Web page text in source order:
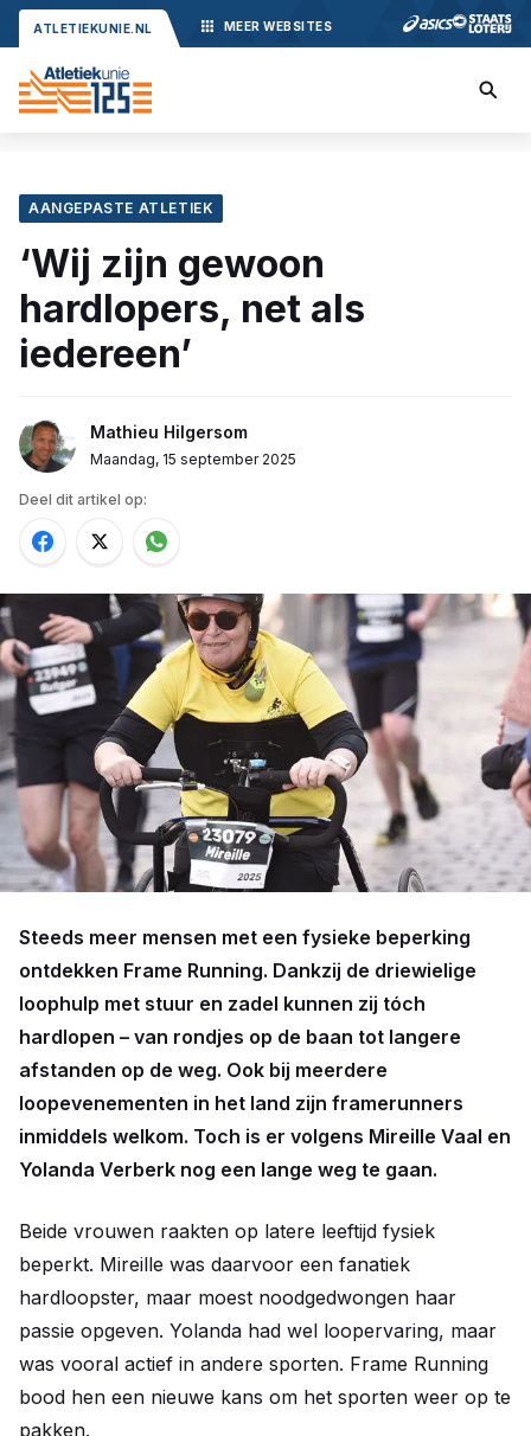
ATLETIEKUNIE.NL MEER WEBSITES
AANGEPASTE ATLETIEK
‘Wij zijn gewoon
hardlopers, net als
iedereen’
Mathieu Hilgersom
Maandag, 15 september 2025
Deel dit artikel op:
Steeds meer mensen met een fysieke beperking
ontdekken Frame Running. Dankzij de driewielige
loophulp met stuur en zadel kunnen zij tóch
hardlopen – van rondjes op de baan tot langere
afstanden op de weg. Ook bij meerdere
loopevenementen in het land zijn framerunners
inmiddels welkom. Toch is er volgens Mireille Vaal en
Yolanda Verberk nog een lange weg te gaan.
Beide vrouwen raakten op latere leeftijd fysiek
beperkt. Mireille was daarvoor een fanatiek
hardloopster, maar moest noodgedwongen haar
passie opgeven. Yolanda had wel loopervaring, maar
was vooral actief in andere sporten. Frame Running
bood hen een nieuwe kans om het sporten weer op te
pakken.